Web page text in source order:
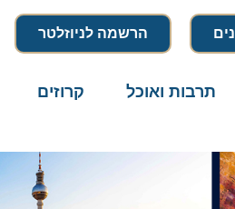
הרשמה לניוזלטר
תרבות ואוכל קרוזים